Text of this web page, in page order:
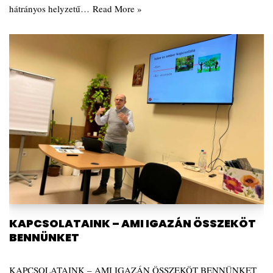
hátrányos helyzetű… Read More »
KAPCSOLATAINK – AMI IGAZÁN ÖSSZEKÖT
BENNÜNKET
KAPCSOLATAINK – AMI IGAZÁN ÖSSZEKÖT BENNÜNKET